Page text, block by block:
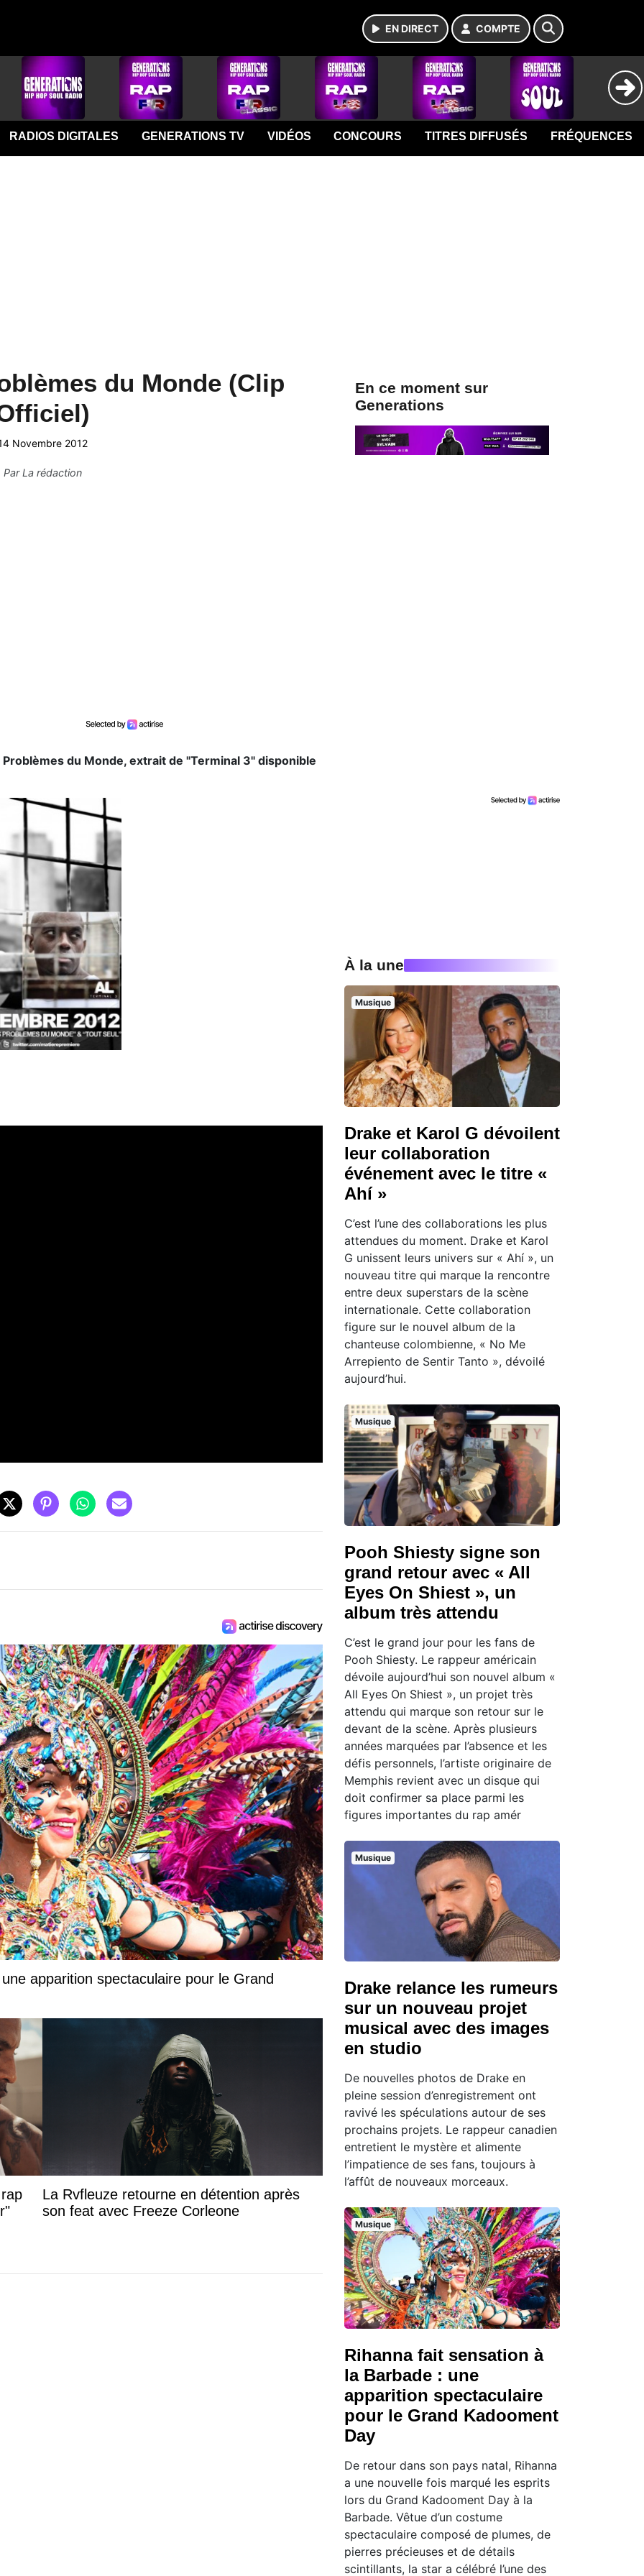
EN DIRECT COMPTE
RADIOS DIGITALES GENERATIONS TV VIDÉOS CONCOURS TITRES DIFFUSÉS FRÉQUENCES
du Monde (Clip
Novembre 2012
ParLa rédaction
du Monde, extrait de "Terminal 3" disponible
apparition spectaculaire pour le Grand
La Rvfleuze retourne en détention après
son feat avec Freeze Corleone
En ce moment sur
Generations
À la une
Musique
Drake et Karol G dévoilent
leur collaboration
événement avec le titre «
Ahí »
C’est l’une des collaborations les plus
attendues du moment. Drake et Karol
G unissent leurs univers sur « Ahí », un
nouveau titre qui marque la rencontre
entre deux superstars de la scène
internationale. Cette collaboration
figure sur le nouvel album de la
chanteuse colombienne, « No Me
Arrepiento de Sentir Tanto », dévoilé
aujourd’hui.
Musique
Pooh Shiesty signe son
grand retour avec « All
Eyes On Shiest », un
album très attendu
C’est le grand jour pour les fans de
Pooh Shiesty. Le rappeur américain
dévoile aujourd’hui son nouvel album «
All Eyes On Shiest », un projet très
attendu qui marque son retour sur le
devant de la scène. Après plusieurs
années marquées par l’absence et les
défis personnels, l’artiste originaire de
Memphis revient avec un disque qui
doit confirmer sa place parmi les
figures importantes du rap amér
Musique
Drake relance les rumeurs
sur un nouveau projet
musical avec des images
en studio
De nouvelles photos de Drake en
pleine session d’enregistrement ont
ravivé les spéculations autour de ses
prochains projets. Le rappeur canadien
entretient le mystère et alimente
l’impatience de ses fans, toujours à
l’affût de nouveaux morceaux.
Musique
Rihanna fait sensation à
la Barbade : une
apparition spectaculaire
pour le Grand Kadooment
Day
De retour dans son pays natal, Rihanna
a une nouvelle fois marqué les esprits
lors du Grand Kadooment Day à la
Barbade. Vêtue d’un costume
spectaculaire composé de plumes, de
pierres précieuses et de détails
scintillants, la star a célébré l’une des